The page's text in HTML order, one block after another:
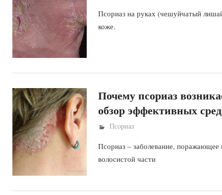
Псориаз на руках (чешуйчатый
коже.
Почему псориаз
обзор эффективных
Псориаз
Псориаз – заболевание,
волосистой части